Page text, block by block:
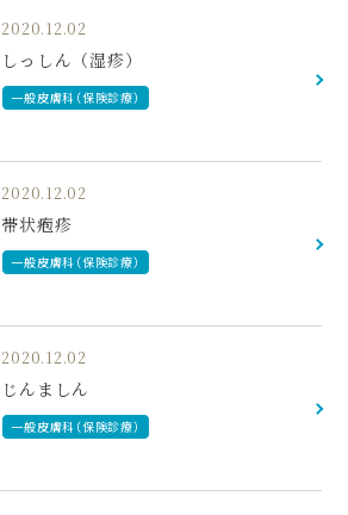
2020.12.02
しっしん（湿疹）
一般皮膚科（保険診療）
2020.12.02
帯状疱疹
一般皮膚科（保険診療）
2020.12.02
じんましん
一般皮膚科（保険診療）